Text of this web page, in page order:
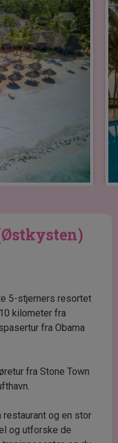
5-stjerners resortet
kilometer fra
fra Obama
fra Stone Town
restaurant og en stor
og utforske de